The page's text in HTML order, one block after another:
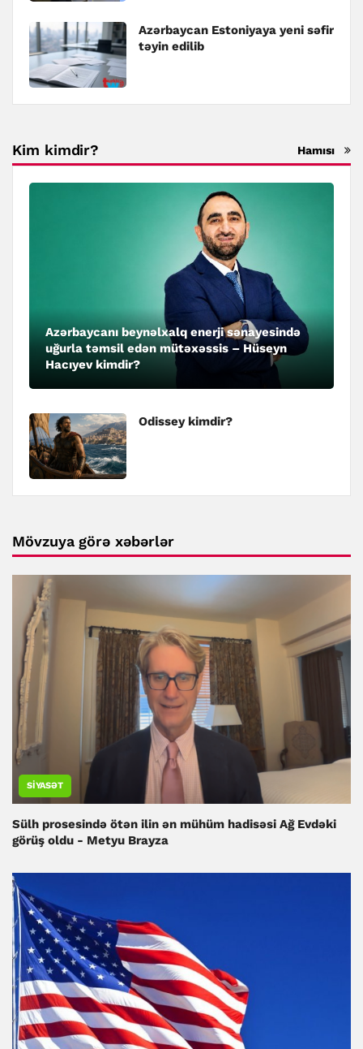
Azərbaycan Estoniyaya yeni səfir
təyin edilib
Kim kimdir? Hamısı
Azərbaycanı beynəlxalq enerji sənayesində
uğurla təmsil edən mütəxəssis – Hüseyn
Hacıyev kimdir?
Odissey kimdir?
Mövzuya görə xəbərlər
SIYASƏT
Sülh prosesində ötən ilin ən mühüm hadisəsi Ağ Evdəki
görüş oldu - Metyu Brayza